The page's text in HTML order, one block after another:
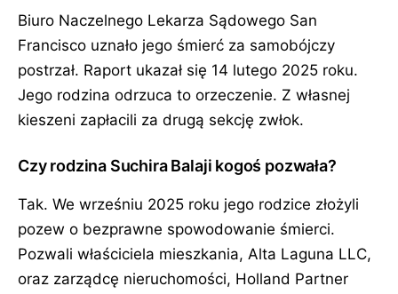
Biuro Naczelnego Lekarza Sądowego San
Francisco uznało jego śmierć za samobójczy
postrzał. Raport ukazał się 14 lutego 2025 roku.
Jego rodzina odrzuca to orzeczenie. Z własnej
kieszeni zapłacili za drugą sekcję zwłok.
Czy rodzina Suchira Balaji kogoś pozwała?
Tak. We wrześniu 2025 roku jego rodzice złożyli
pozew o bezprawne spowodowanie śmierci.
Pozwali właściciela mieszkania, Alta Laguna LLC,
oraz zarządcę nieruchomości, Holland Partner